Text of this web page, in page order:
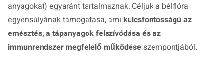
anyagokat) egyaránt tartalmaznak. Céljuk a bélflóra
egyensúlyának támogatása, ami kulcsfontosságú az
emésztés, a tápanyagok felszívódása és az
immunrendszer megfelelő működése szempontjából.